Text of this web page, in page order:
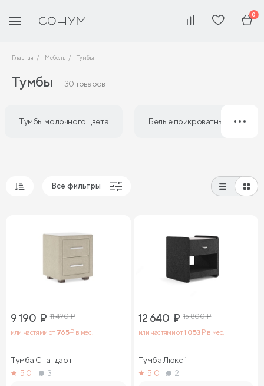
0
Главная Мебель Тумбы
Тумбы 30 товаров
Тумбы молочного цвета Белые прикроватные тумбы
Сначала дорогие
Все фильтры
9 190 ₽ 11 490₽
или частями от 765₽ в мес.
Тумба Стандарт
5.0
3
12 640 ₽ 15 800₽
или частями от1 053₽ в мес.
Тумба Люкс 1
5.0
2